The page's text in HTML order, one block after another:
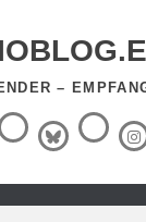
–
ThreadsBlueSky
RSS-
Feed